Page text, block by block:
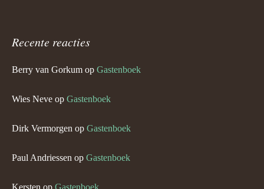
Recente reacties
Berry van Gorkum op Gastenboek
Wies Neve op Gastenboek
Dirk Vermorgen op Gastenboek
Paul Andriessen op Gastenboek
Kersten op Gastenboek